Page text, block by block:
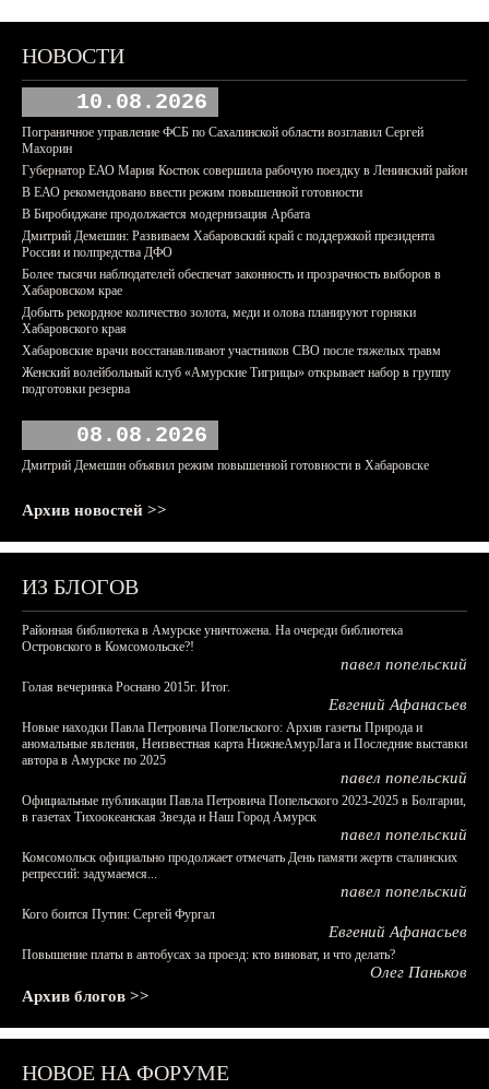
НОВОСТИ
10.08.2026
Пограничное управление ФСБ по Сахалинской области возглавил Сергей
Махорин
Губернатор ЕАО Мария Костюк совершила рабочую поездку в Ленинский район
В ЕАО рекомендовано ввести режим повышенной готовности
В Биробиджане продолжается модернизация Арбата
Дмитрий Демешин: Развиваем Хабаровский край с поддержкой президента
России и полпредства ДФО
Более тысячи наблюдателей обеспечат законность и прозрачность выборов в
Хабаровском крае
Добыть рекордное количество золота, меди и олова планируют горняки
Хабаровского края
Хабаровские врачи восстанавливают участников СВО после тяжелых травм
Женский волейбольный клуб «Амурские Тигрицы» открывает набор в группу
подготовки резерва
08.08.2026
Дмитрий Демешин объявил режим повышенной готовности в Хабаровске
Архив новостей >>
ИЗ БЛОГОВ
Районная библиотека в Амурске уничтожена. На очереди библиотека
Островского в Комсомольске?!
павел попельский
Голая вечеринка Роснано 2015г. Итог.
Евгений Афанасьев
Новые находки Павла Петровича Попельского: Архив газеты Природа и
аномальные явления, Неизвестная карта НижнеАмурЛага и Последние выставки
автора в Амурске по 2025
павел попельский
Официальные публикации Павла Петровича Попельского 2023-2025 в Болгарии,
в газетах Тихоокеанская Звезда и Наш Город Амурск
павел попельский
Комсомольск официально продолжает отмечать День памяти жертв сталинских
репрессий: задумаемся...
павел попельский
Кого боится Путин: Сергей Фургал
Евгений Афанасьев
Повышение платы в автобусах за проезд: кто виноват, и что делать?
Олег Паньков
Архив блогов >>
НОВОЕ НА ФОРУМЕ